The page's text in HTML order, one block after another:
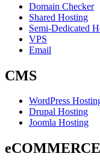
Domain Checker
Shared Hosting
Semi-Dedicated
VPS
Email
CMS
WordPress
Drupal Hosting
Joomla Hosting
eCOMMERCE